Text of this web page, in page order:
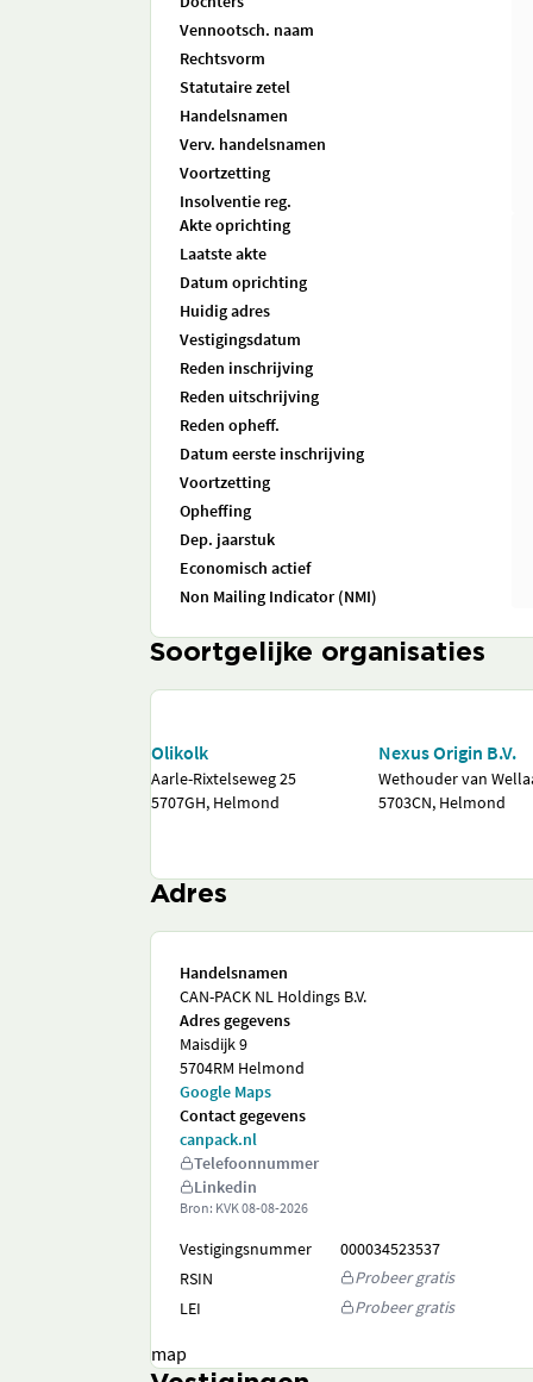
Vennootsch. naam
Rechtsvorm
Statutaire zetel
Handelsnamen
Verv. handelsnamen
Voortzetting
Insolventie reg.
Akte oprichting
Laatste akte
Datum oprichting
Huidig adres
Vestigingsdatum
Reden inschrijving
Reden uitschrijving
Reden opheff.
Datum eerste inschrijving
Voortzetting
Opheffing
Dep. jaarstuk
Economisch actief
Non Mailing Indicator (NMI)
Soortgelijke organisaties
Olikolk
Aarle-Rixtelseweg 25
5707GH, Helmond
Nexus Origin B.V.
Wethouder van
5703CN, Helmond
Adres
Handelsnamen
CAN-PACK NL Holdings B.V.
Adres gegevens
Maisdijk 9
5704RM Helmond
Google Maps
Contact gegevens
canpack.nl
Telefoonnummer
Linkedin
Bron: KVK08-08-2026
Vestigingsnummer
000034523537
RSIN
Probeer gratis
LEI
Probeer gratis
map